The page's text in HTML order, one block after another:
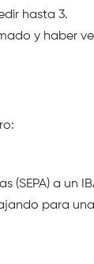
hasta 3.
y haber
(SEPA) a un
para